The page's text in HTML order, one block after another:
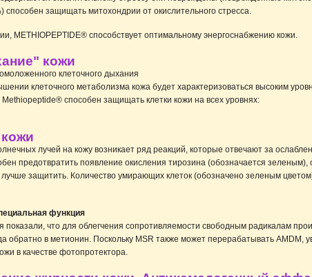
способен защищать митохондрии от окислительного стресса.
METHIOPEPTIDE® способствует оптимальному энергоснабжению кожи.
кожи
клеточного дыхания
клеточного метаболизма кожа будет характеризоваться высоким
Methiopeptide® способен защищать клетки кожи на всех уровнях:
лучей на кожу возникает ряд реакций, которые отвечают за
предотвратить появление окисления тирозина (обозначается
лучше защитить. Количество умирающих клеток (обозначено зеленым
функция
показали, что для облегчения сопротивляемости свободным радикалам
обратно в метионин. Поскольку MSR также может перерабатывать AMDM,
в качестве фотопротектора.